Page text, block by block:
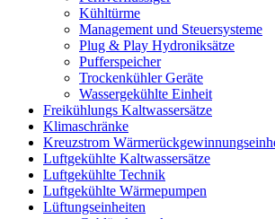
Kühltürme
Management und Steuersysteme
Plug & Play Hydroniksätze
Pufferspeicher
Trockenkühler Geräte
Wassergekühlte Einheit
Freikühlungs Kaltwassersätze
Klimaschränke
Kreuzstrom
Luftgekühlte Kaltwassersätze
Luftgekühlte Technik
Luftgekühlte Wärmepumpen
Lüftungseinheiten